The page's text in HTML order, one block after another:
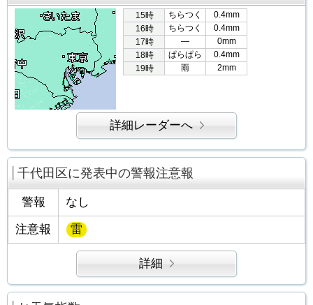
15時 ちらつく
0.4mm
16時
ちらつく
0.4mm
17時
―
0mm
18時
ぱらぱら
0.4mm
19時
雨 2mm
詳細レーダーへ
千代田区に発表中の警報注意報
警報 なし
注意報 雷
詳細